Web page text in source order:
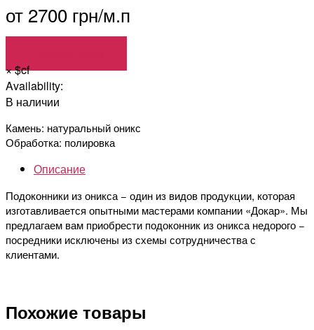
от 2700 грн/м.п
×$cf
Availability:
В наличии
Камень: натуральный оникс
Обработка: полировка
Описание
Подоконники из оникса − один из видов продукции, которая
изготавливается опытными мастерами компании «Докар». Мы
предлагаем вам приобрести подоконник из оникса недорого −
посредники исключены из схемы сотрудничества с
клиентами.
Похожие товары